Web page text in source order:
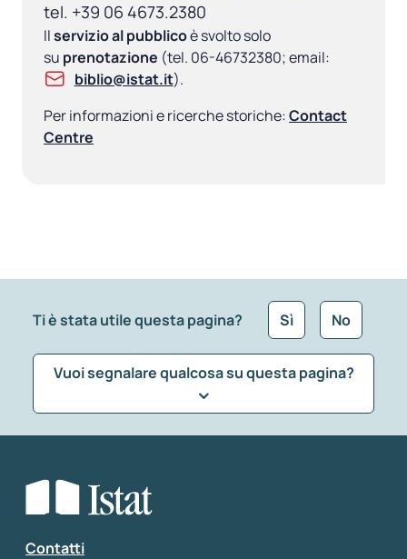
tel. +39 06 4673.2380
Ilservizio al pubblicoè svolto solo
su prenotazione (tel. 06-46732380; email:
biblio@istat.it).
Per informazioni e ricerche storiche:Contact
Centre
Ti è stata utile questa pagina? Sì No
Vuoi segnalare qualcosa su questa pagina?
Seleziona la tipologia della segnalazione
Inserisci il tuo commento
Contatti